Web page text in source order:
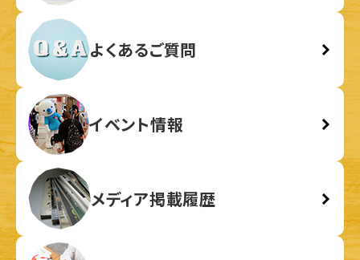
よくあるご質問
イベント情報
メディア掲載履歴